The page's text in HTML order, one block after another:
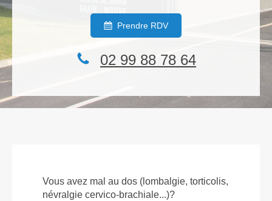
Prendre RDV
02 99 88 78 64
Vous avez mal au dos (lombalgie, torticolis,
névralgie cervico-brachiale...)?